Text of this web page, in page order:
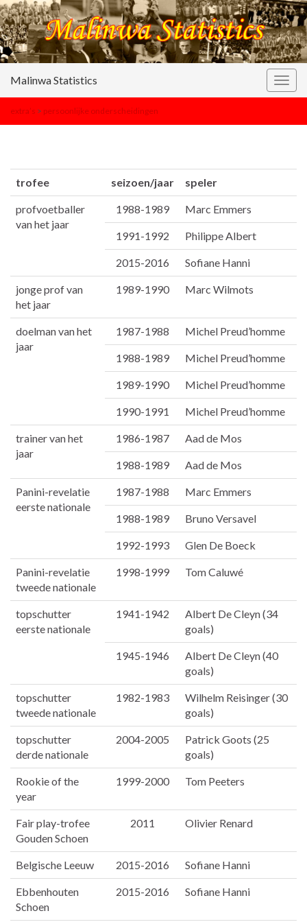
Malinwa Statistics
extra’s > persoonlijke onderscheidingen
trofee seizoen/jaar speler
profvoetballer
van het jaar
1988-1989 Marc Emmers
1991-1992 Philippe Albert
2015-2016 Sofiane Hanni
jonge prof van
het jaar
1989-1990 Marc Wilmots
doelman van het
jaar
1987-1988 Michel Preud’homme
1988-1989 Michel Preud’homme
1989-1990 Michel Preud’homme
1990-1991 Michel Preud’homme
trainer van het
jaar
1986-1987 Aad de Mos
1988-1989 Aad de Mos
Panini-revelatie
eerste nationale
1987-1988 Marc Emmers
1988-1989 Bruno Versavel
1992-1993 Glen De Boeck
Panini-revelatie
tweede nationale
1998-1999 Tom Caluwé
topschutter
eerste nationale
1941-1942
Albert De Cleyn (34
goals)
1945-1946
Albert De Cleyn (40
goals)
topschutter
tweede nationale
1982-1983
Wilhelm Reisinger (30
goals)
topschutter
derde nationale
2004-2005
Patrick Goots (25
goals)
Rookie of the
year
1999-2000 Tom Peeters
Fair play-trofee
Gouden Schoen
2011 Olivier Renard
Belgische Leeuw 2015-2016 Sofiane Hanni
Ebbenhouten
Schoen
2015-2016 Sofiane Hanni